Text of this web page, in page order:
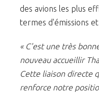
des avions les plus
termes d'émissions
« C'est une très
nouveau accueillir
Cette liaison directe
renforce notre